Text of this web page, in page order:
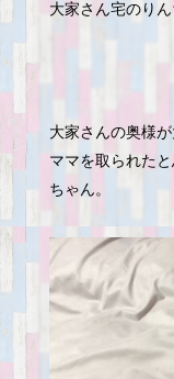
大家さん宅のりん
大家さんの奥様
ママを取られた
ちゃん。
動
画
プ
ー